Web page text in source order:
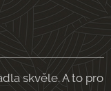
skvěle. A to pro